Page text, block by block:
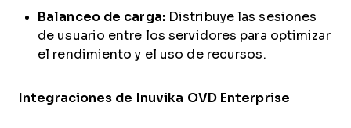
Balanceo de carga:Distribuye las sesiones
de usuario entre los servidores para optimizar
el rendimiento y el uso de recursos.
Integraciones de Inuvika OVD Enterprise